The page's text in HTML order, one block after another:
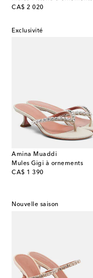
CA$ 2 020
original price
Exclusivité
Amina Muaddi
Mules Gigi à ornements
CA$ 1 390
original price
Nouvelle saison